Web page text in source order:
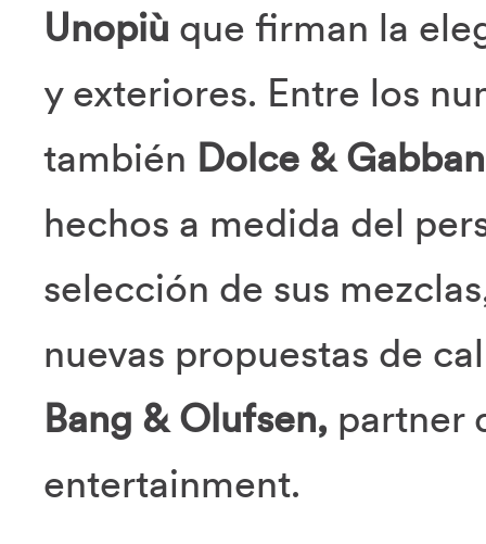
Unopiù que firman la
y exteriores. Entre los
también Dolce &
hechos a medida del
selección de sus
nuevas propuestas de
Bang & Olufsen, partner
entertainment.